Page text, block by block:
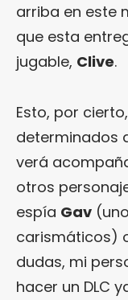
arriba en este
que esta
jugable, Clive.
Esto, por
determinados
verá
otros
espía Gav
carismáticos)
dudas, mi
hacer un DLC